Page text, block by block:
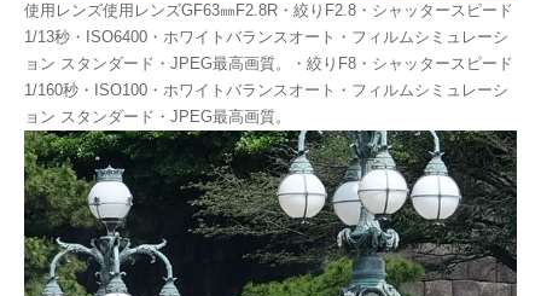
使用レンズ使用レンズGF63㎜F2.8R・絞りF2.8・シャッタースピード
1/13秒・ISO6400・ホワイトバランスオート・フィルムシミュレーシ
ョン スタンダード・JPEG最高画質。・絞りF8・シャッタースピード
1/160秒・ISO100・ホワイトバランスオート・フィルムシミュレーシ
ョン スタンダード・JPEG最高画質。